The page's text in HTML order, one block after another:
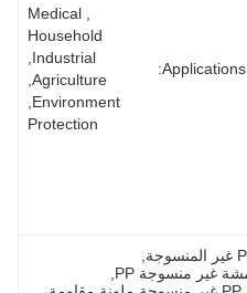
Applications:
Medical ,
Household
,industrial
,agriculture
,Environment
Protection